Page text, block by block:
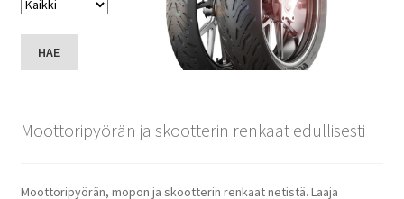
HAE
Moottoripyörän ja skootterin renkaat edullisesti
Moottoripyörän, mopon ja skootterin renkaat netistä. Laaja